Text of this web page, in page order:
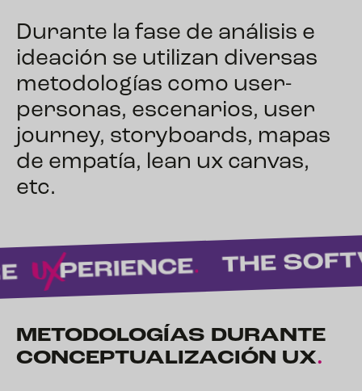
Durante la fase de análisis e
ideación se utilizan diversas
metodologías como user-
personas, escenarios, user
journey, storyboards, mapas
de empatía, lean ux canvas,
etc.
METODOLOGÍAS DURANTE
CONCEPTUALIZA­CIÓN UX.